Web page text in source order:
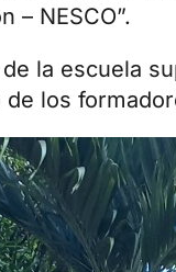
– NESCO”.
la escuela
los